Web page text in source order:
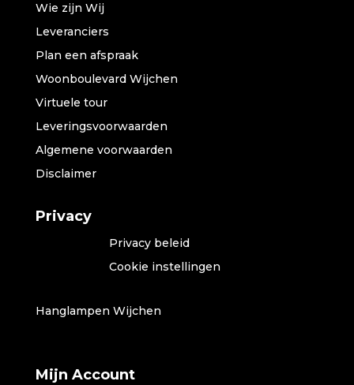
Wie zijn Wij
Leveranciers
Plan een afspraak
Woonboulevard Wijchen
Virtuele tour
Leveringsvoorwaarden
Algemene voorwaarden
Disclaimer
Privacy
Privacy beleid
Cookie instellingen
Hanglampen Wijchen
Mijn Account